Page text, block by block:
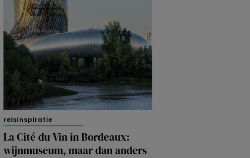
reisinspiratie
La Cité du Vin in Bordeaux:
wijnmuseum, maar dan anders